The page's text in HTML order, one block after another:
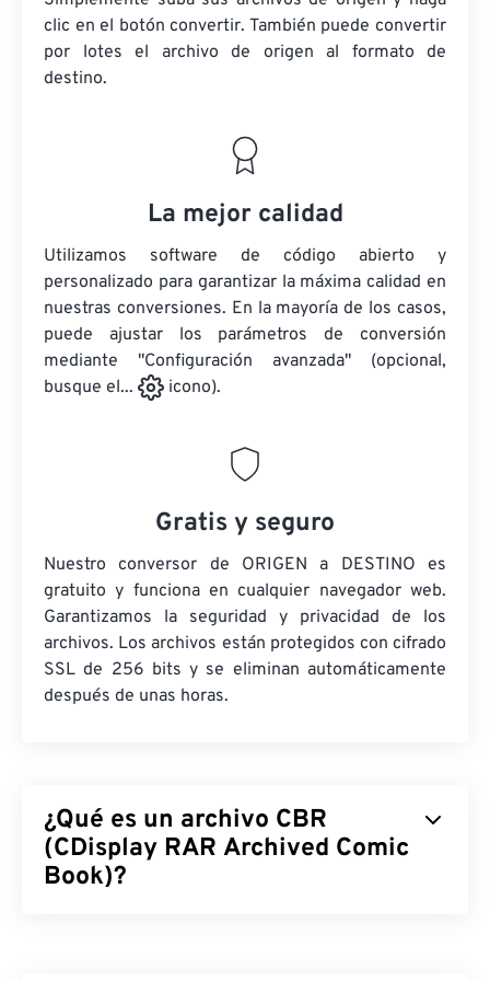
clic en el botón convertir. También puede convertir
por lotes el archivo de origen al formato de
destino.
La mejor calidad
Utilizamos software de código abierto y
personalizado para garantizar la máxima calidad en
nuestras conversiones. En la mayoría de los casos,
puede ajustar los parámetros de conversión
mediante "Configuración avanzada" (opcional,
busque el...
icono).
Gratis y seguro
Nuestro conversor de ORIGEN a DESTINO es
gratuito y funciona en cualquier navegador web.
Garantizamos la seguridad y privacidad de los
archivos. Los archivos están protegidos con cifrado
SSL de 256 bits y se eliminan automáticamente
después de unas horas.
¿Qué es un archivo CBR
(CDisplay RAR Archived Comic
Book)?